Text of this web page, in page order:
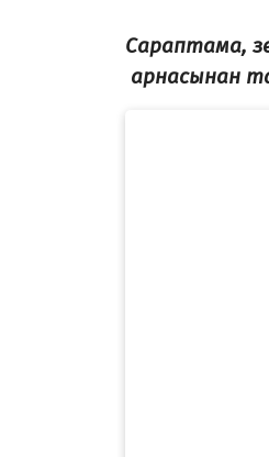
Сараптама,
арнасынан